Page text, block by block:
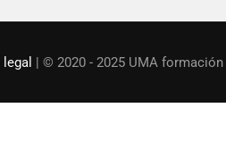
| © 2020 - 2025 UMA formación